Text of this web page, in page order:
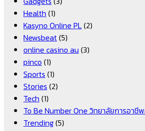
Health (1)
Kasyno Online PL(2)
Newsbeat(5)
online casino au (3)
pinco (1)
Sports (1)
Stories (2)
Tech (1)
To Be Number One วิทยาลัยการอาชี
Trending(5)